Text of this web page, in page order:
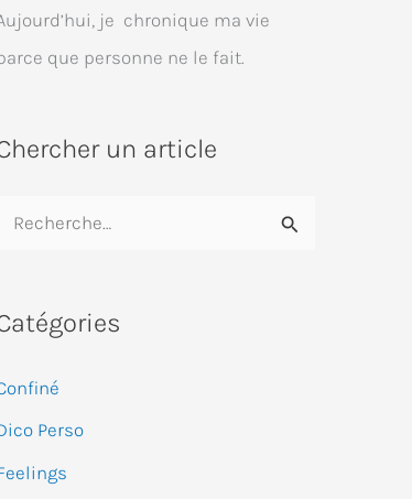
je chronique ma vie
que personne ne le fait.
un article
Perso